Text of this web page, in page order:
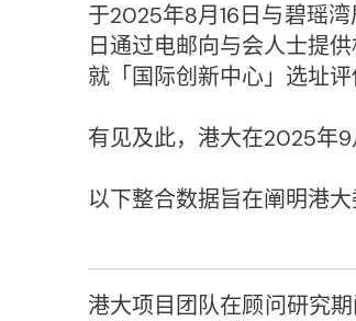
于2025年8月16日与碧瑶
日通过电邮向与会人士提
就「国际创新中心」选址
有见及此，港大在2025年
以下整合数据旨在阐明港
港大项目团队在顾问研究